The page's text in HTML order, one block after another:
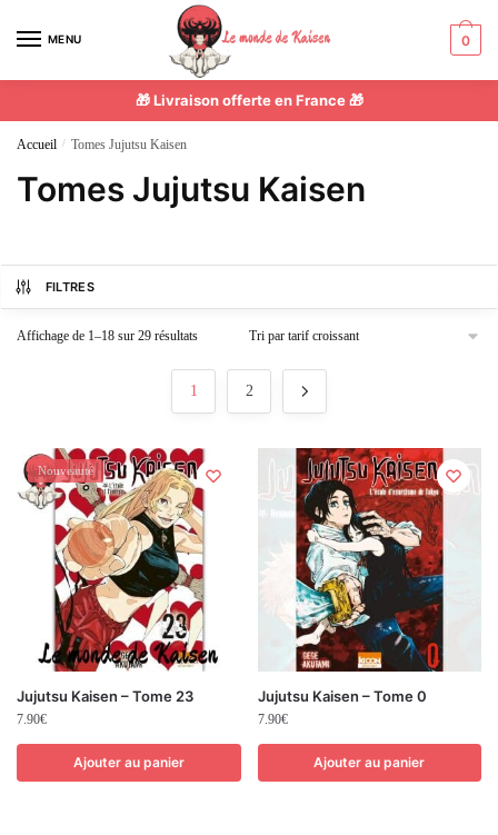
MENU 0
🎁 Livraison offerte en France 🎁
Accueil / Tomes Jujutsu Kaisen
Tomes Jujutsu Kaisen
FILTRES
Affichage de 1–18 sur 29 résultats
1 2
Nouveauté
Jujutsu Kaisen – Tome 23
7.90€
Ajouter au panier
Jujutsu Kaisen – Tome 0
7.90€
Ajouter au panier